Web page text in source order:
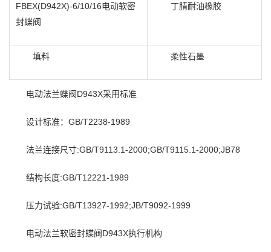
FBEX(D942X)-6/10/16电动软密
封蝶阀
丁腈耐油橡胶
填料 柔性石墨
电动法兰蝶阀D943X采用标准
设计标准：GB/T2238-1989
法兰连接尺寸:GB/T9113.1-2000;GB/T9115.1-2000;JB78
结构长度:GB/T12221-1989
压力试验:GB/T13927-1992;JB/T9092-1999
电动法兰软密封蝶阀D943X执行机构